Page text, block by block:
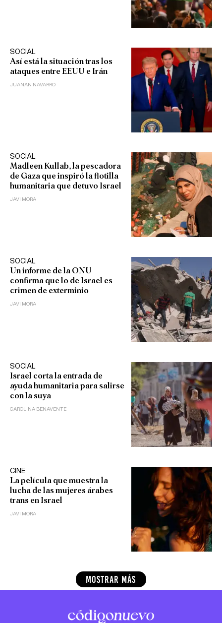
SOCIAL
Así está la situación tras los
ataques entre EEUU e Irán
JUANAN NAVARRO
SOCIAL
Madleen Kullab, la pescadora
de Gaza que inspiró la flotilla
humanitaria que detuvo Israel
JAVI MORA
SOCIAL
Un informe de la ONU
confirma que lo de Israel es
crimen de exterminio
JAVI MORA
SOCIAL
Israel corta la entrada de
ayuda humanitaria para salirse
con la suya
CAROLINA BENAVENTE
CINE
La película que muestra la
lucha de las mujeres árabes
trans en Israel
JAVI MORA
MOSTRAR MÁS